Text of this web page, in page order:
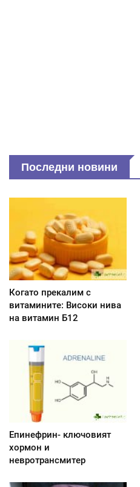
Последни новини
Когато прекалим с
витамините: Високи нива
на витамин Б12
Епинефрин- ключовият
хормон и
невротрансмитер